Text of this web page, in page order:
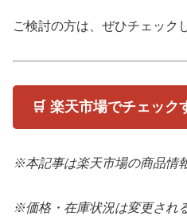
ご検討の方は、ぜひチェック
🛒 楽天市場でチェック
※本記事は楽天市場の商品情
※価格・在庫状況は変更され